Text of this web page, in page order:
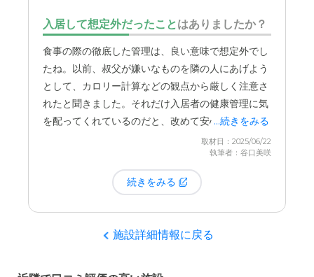
は一切なく、しっかり見守ってくれているという印
象です。ルミエールしかまつさんの食事は、栄養バ
ランスがしっかりと考えられており、美味しい と叔
父も満足しています。以前病院にいた時は「味が薄
い」と言っていましたが、こちらに来てからは「美
味しい」と喜んで食べています。介護施設における
食事は、単なる栄養補給だけでなく、入居者の楽し
みや生活の質を保つ上で非常に重要です。特に印象
以前、叔父が自分の嫌いなものを隣の入居者にあげ
ようとした際に、カロリー計算や持病の関係で、他
人に食べ物を分けてはいけないと厳しく注意された
ですが、もう少し積極的に外に出る機会があれば、
より充実した生活を送れるのではないかと思ってい
ます。
入居して想定外だったことはありましたか？
食事の際の徹底した管理は、良い意味で想定外でし
たね。以前、叔父が嫌いなものを隣の人にあげよう
として、カロリー計算などの観点から厳しく注意さ
れたと聞きました。それだけ入居者の健康管理に気
を配ってくれているのだと、改めて安心しました。
...続きをみる
取材日：2025/06/22
執筆者：谷口美咲
続きをみる
施設詳細情報に戻る